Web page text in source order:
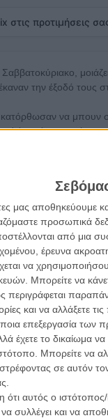
μας
προσωπικά
από μια
έρευνα
να
Μπορείτε να
περιγράφεται
και να αλλάξετε
επεξεργασία των
έχετε το δικαίωμα
Μπορείτε να
σε αυτόν
αυτός ο
συλλέγει και να
στις προτιμήσεις
την έξοδό τους
κατόρθωσαν να
όψιν ότι η μια ήταν
ότι οι νέες
Μαντόνα είδαν μόλις
σε τρεις αίθουσες
αίθουσα.
αφού «Τα Χιόνια
στην πέμπτη
προβολής τους από
ακόμη να κάνει τη
στην Αθήνα, 36
, 22 αίθουσες στην
σήμερα: 40.511
38 πανελλαδικά,